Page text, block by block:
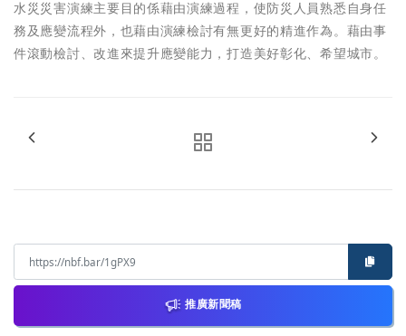
水災災害演練主要目的係藉由演練過程，使防災人員熟悉自身任
務及應變流程外，也藉由演練檢討有無更好的精進作為。藉由事
件滾動檢討、改進來提升應變能力，打造美好彰化、希望城市。
推廣新聞稿